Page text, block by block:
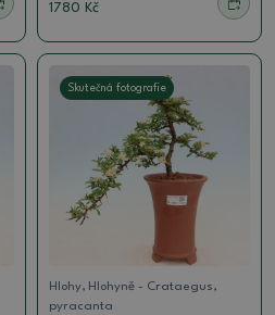
1780 Kč
Skutečná fotografie
Hlohy, Hlohyně - Crataegus,
pyracanta